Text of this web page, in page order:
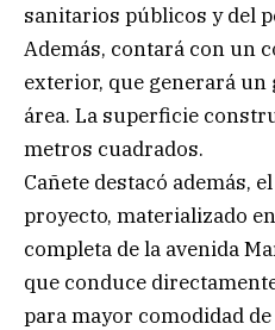
sanitarios públicos y del
Además, contará con un
exterior, que generará
área. La superficie
metros cuadrados.
Cañete destacó además,
proyecto, materializado
completa de la avenida
que conduce
para mayor comodidad